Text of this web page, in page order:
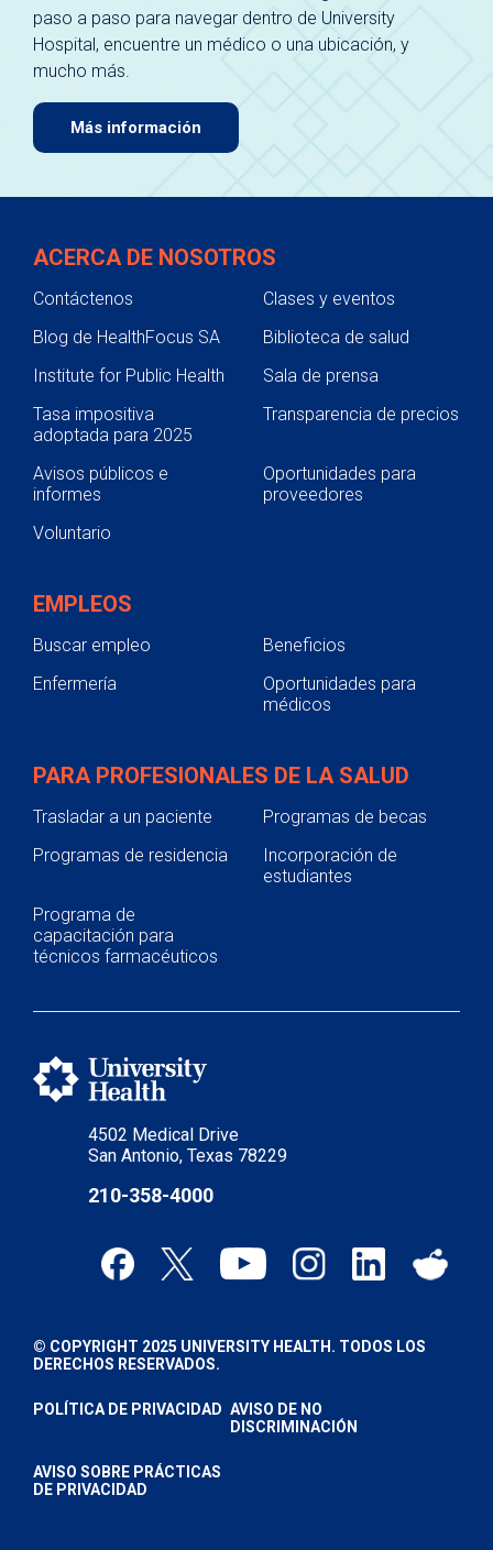
paso a paso para navegar dentro de University
Hospital, encuentre un médico o una ubicación, y
mucho más.
Más información
4502 Medical Drive
San Antonio, Texas 78229
210-358-4000
ACERCA DE NOSOTROS
Contáctenos
Clases y eventos
Blog de HealthFocus SA
Biblioteca de salud
Institute for Public Health
Sala de prensa
Tasa impositiva
adoptada para 2025
Transparencia de precios
Avisos públicos e
informes
Oportunidades para
proveedores
Voluntario
EMPLEOS
Buscar empleo
Beneficios
Enfermería
Oportunidades para
médicos
PARA PROFESIONALES DE LA SALUD
Trasladar a un paciente
Programas de becas
Programas de residencia
Incorporación de
estudiantes
Programa de
capacitación para
técnicos farmacéuticos
© COPYRIGHT 2025 UNIVERSITY HEALTH. TODOS LOS
DERECHOS RESERVADOS.
POLÍTICA DE PRIVACIDAD AVISO DE NO
DISCRIMINACIÓN
AVISO SOBRE PRÁCTICAS
DE PRIVACIDAD